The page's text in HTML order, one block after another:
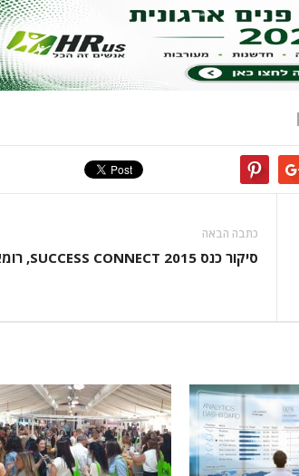
כתבה הבאה
סיקור כנס SUCCESS CONNECT 2015, רומא